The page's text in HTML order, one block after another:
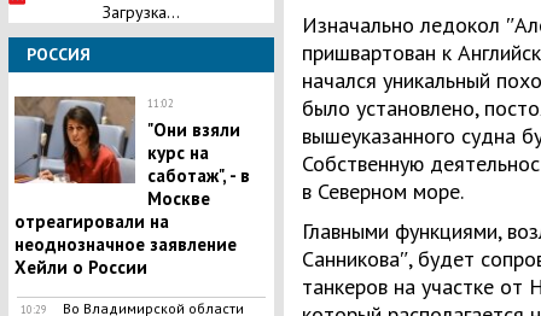
Загрузка...
РОССИЯ
11:02
"Они взяли
курс на
саботаж", - в
Москве
отреагировали на
неоднозначное заявление
Хейли о России
10:29
Во Владимирской области
Изначально ледокол
пришвартован к
начался уникальный
было установлено,
вышеуказанного судна
Собственную
в Северном море.
Главными функциями,
Санниковаʺ, будет
танкеров на участке от